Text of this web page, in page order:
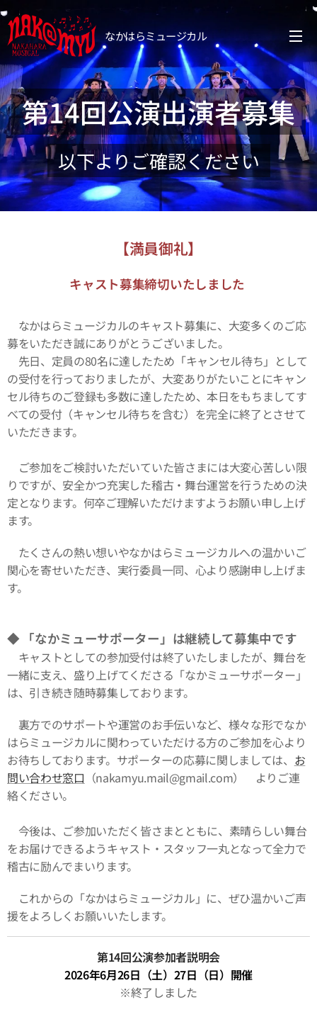
なかはらミュージカル
第14回公演出演者募集
以下よりご確認ください
【満員御礼】
キャスト募集締切いたしました
なかはらミュージカルのキャスト募集に、大変多くのご応
募をいただき誠にありがとうございました。
先日、定員の80名に達したため「キャンセル待ち」として
の受付を行っておりましたが、大変ありがたいことにキャン
セル待ちのご登録も多数に達したため、本日をもちましてす
べての受付（キャンセル待ちを含む）を完全に終了とさせて
いただきます。
ご参加をご検討いただいていた皆さまには大変心苦しい限
りですが、安全かつ充実した稽古・舞台運営を行うための決
定となります。何卒ご理解いただけますようお願い申し上げ
ます。
たくさんの熱い想いやなかはらミュージカルへの温かいご
関心を寄せいただき、実行委員一同、心より感謝申し上げま
す。
◆ 「なかミューサポーター」は継続して募集中です
キャストとしての参加受付は終了いたしましたが、舞台を
一緒に支え、盛り上げてくださる「なかミューサポーター」
は、引き続き随時募集しております。
裏方でのサポートや運営のお手伝いなど、様々な形でなか
はらミュージカルに関わっていただける方のご参加を心より
お待ちしております。サポーターの応募に関しましては、 お
問い合わせ窓口 （nakamyu.mail@gmail.com） よりご連
絡ください。
今後は、ご参加いただく皆さまとともに、素晴らしい舞台
をお届けできるようキャスト・スタッフ一丸となって全力で
稽古に励んでまいります。
これからの「なかはらミュージカル」に、ぜひ温かいご声
援をよろしくお願いいたします。
第14回公演参加者説明会
2026年6月26日（土）27日（日）開催
※終了しました